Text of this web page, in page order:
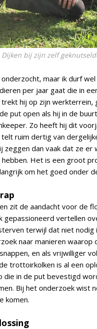
Dijken bij zijn zelf
maar ik durf
per jaar gaat die in
trekt hij op zijn
put open als hij in de
Zo heeft hij dit
ruim dertig van
zeggen dan vaak dat ze
Het is een groot
om het goed onder
zit de aandacht voor de
gepassioneerd vertellen
terwijl dat niet nodig
naar manieren
en als vrijwilliger
trottoirkolken is al een
die in de put bevestigd
Bij het onderzoek wist
komen.